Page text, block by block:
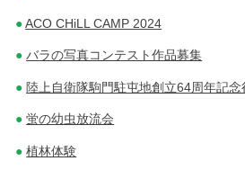
ACO CHiLL CAMP 2024
バラの写真コンテスト作品募集
陸上自衛隊駒門駐屯地創立64周年記念
蛍の幼虫放流会
植林体験